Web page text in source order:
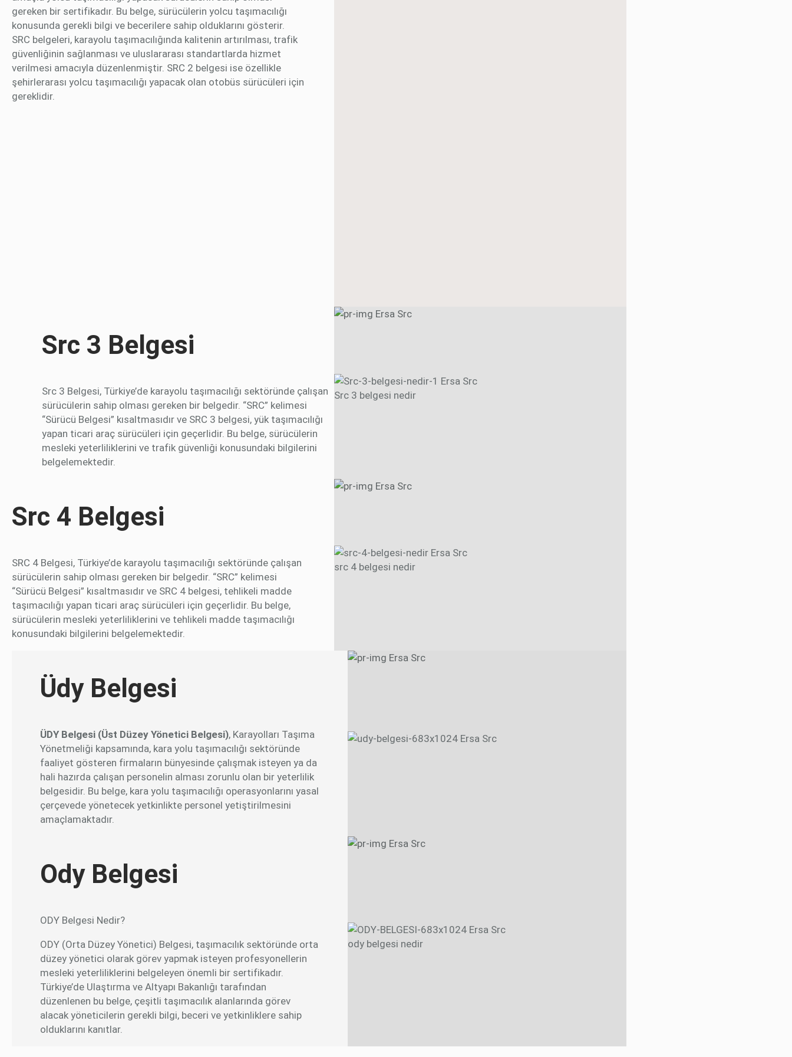
gereken bir sertifikadır. Bu belge, sürücülerin yolcu taşımacılığı
konusunda gerekli bilgi ve becerilere sahip olduklarını gösterir.
SRC belgeleri, karayolu taşımacılığında kalitenin artırılması, trafik
güvenliğinin sağlanması ve uluslararası standartlarda hizmet
verilmesi amacıyla düzenlenmiştir. SRC 2 belgesi ise özellikle
şehirlerarası yolcu taşımacılığı yapacak olan otobüs sürücüleri için
gereklidir.
Src 3 Belgesi
Src 3 Belgesi, Türkiye’de karayolu taşımacılığı sektöründe çalışan
sürücülerin sahip olması gereken bir belgedir. “SRC” kelimesi
“Sürücü Belgesi” kısaltmasıdır ve SRC 3 belgesi, yük taşımacılığı
yapan ticari araç sürücüleri için geçerlidir. Bu belge, sürücülerin
mesleki yeterliliklerini ve trafik güvenliği konusundaki bilgilerini
belgelemektedir.
Src 3 belgesi nedir
Src 4 Belgesi
SRC 4 Belgesi, Türkiye’de karayolu taşımacılığı sektöründe çalışan
sürücülerin sahip olması gereken bir belgedir. “SRC” kelimesi
“Sürücü Belgesi” kısaltmasıdır ve SRC 4 belgesi, tehlikeli madde
taşımacılığı yapan ticari araç sürücüleri için geçerlidir. Bu belge,
sürücülerin mesleki yeterliliklerini ve tehlikeli madde taşımacılığı
konusundaki bilgilerini belgelemektedir.
src 4 belgesi nedir
Üdy Belgesi
ÜDY Belgesi (Üst Düzey Yönetici Belgesi), Karayolları Taşıma
Yönetmeliği kapsamında, kara yolu taşımacılığı sektöründe
faaliyet gösteren firmaların bünyesinde çalışmak isteyen ya da
hali hazırda çalışan personelin alması zorunlu olan bir yeterlilik
belgesidir. Bu belge, kara yolu taşımacılığı operasyonlarını yasal
çerçevede yönetecek yetkinlikte personel yetiştirilmesini
amaçlamaktadır.
Ody Belgesi
ODY Belgesi Nedir?
ODY (Orta Düzey Yönetici) Belgesi, taşımacılık sektöründe orta
düzey yönetici olarak görev yapmak isteyen profesyonellerin
mesleki yeterliliklerini belgeleyen önemli bir sertifikadır.
Türkiye’de Ulaştırma ve Altyapı Bakanlığı tarafından
düzenlenen bu belge, çeşitli taşımacılık alanlarında görev
alacak yöneticilerin gerekli bilgi, beceri ve yetkinliklere sahip
olduklarını kanıtlar.
ody belgesi nedir